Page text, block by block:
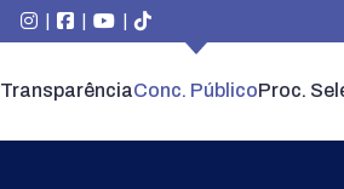
| | |
TransparênciaConc. PúblicoProc.